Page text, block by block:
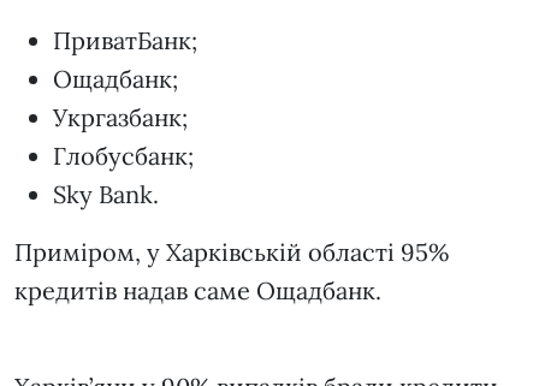
ПриватБанк;
Ощадбанк;
Укргазбанк;
Глобусбанк;
Sky Bank.
Приміром, у Харківській області 95%
кредитів надав саме Ощадбанк.